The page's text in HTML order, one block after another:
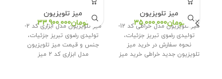
میز تلویزیون
تومان
میز تلویزیون مدل خراطی کد 12-
تولیدی رضوی تبریز جزئیات،
نحوه سفارش در خرید میز
تلویزیون جدید خراطی خرید میز
میز تلویزیون
تومان
میز تلویزیون مدل ابزاری کد 2-
تولیدی رضوی تبریز جزئیات،
جنس و قیمت میز تلویزیون
مدل ابزاری کد 2 میز